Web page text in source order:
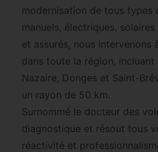
modernisation de tous types
manuels, électriques,
et assurés, nous intervenons
dans toute la région, incluant
Nazaire, Donges et Saint-
un rayon de 50 km.
Surnommé le docteur des
diagnostique et résout tous
réactivité et